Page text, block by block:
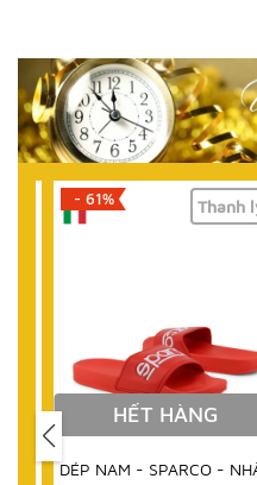
- 61% Thanh lý
HẾT HÀNG
DÉP NAM - SPARCO - NHẬP